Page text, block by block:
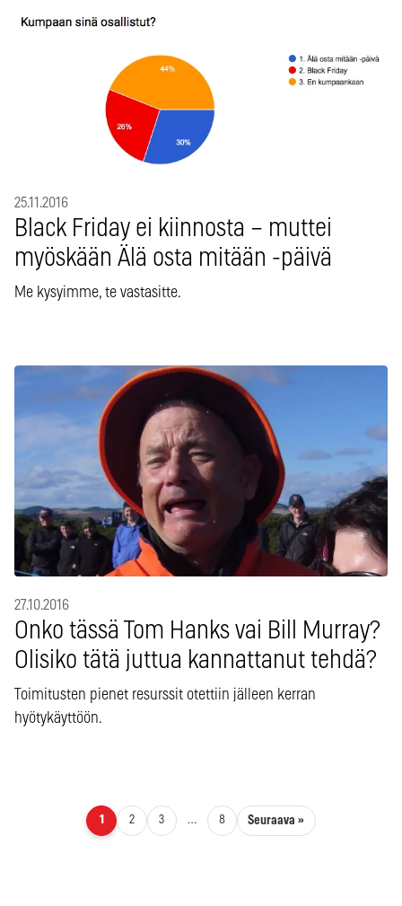
25.11.2016
Black Friday ei kiinnosta – muttei
myöskään Älä osta mitään -päivä
Me kysyimme, te vastasitte.
27.10.2016
Onko tässä Tom Hanks vai Bill Murray?
Olisiko tätä juttua kannattanut tehdä?
Toimitusten pienet resurssit otettiin jälleen kerran
hyötykäyttöön.
Artikkelien sivutus
1 2 3 … 8 Seuraava »